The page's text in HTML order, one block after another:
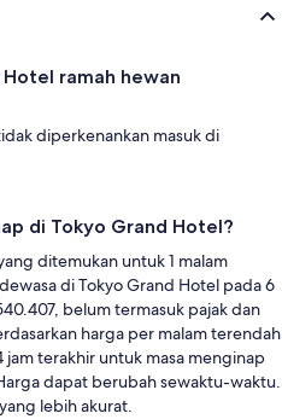
ramah hewan
diperkenankan masuk di
di Tokyo Grand Hotel?
ditemukan untuk 1 malam
di Tokyo Grand Hotel pada 6
belum termasuk pajak dan
harga per malam terendah
terakhir untuk masa menginap
dapat berubah sewaktu-waktu.
lebih akurat.